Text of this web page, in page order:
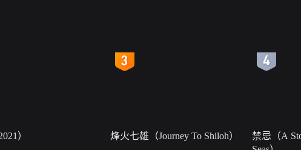
） 烽火七雄（Journey To Shiloh）
禁忌（A